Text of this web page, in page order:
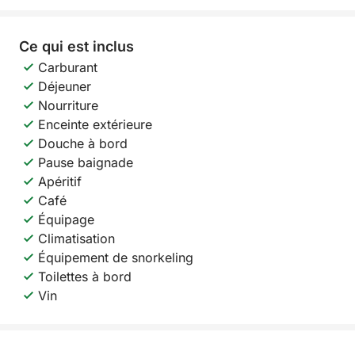
Ce qui est inclus
Carburant
Déjeuner
Nourriture
Enceinte extérieure
Douche à bord
Pause baignade
Apéritif
Café
Équipage
Climatisation
Équipement de snorkeling
Toilettes à bord
Vin